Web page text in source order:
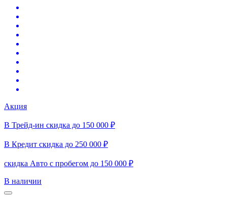
Акция
В Трейд-ин скидка до 150 000 ₽
В Кредит скидка до 250 000 ₽
скидка Авто с пробегом до 150 000 ₽
В наличии